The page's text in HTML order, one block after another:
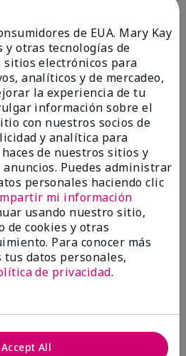
Kay® CC Cream
SPF 15*
cc cream for 8 years now. I
cakey it's not heavy and it
compliments all the time.
a un amigo
de EUA. Mary Kay
y otras tecnologías de
electrónicos para
analíticos y de mercadeo,
la experiencia de tu
información sobre el
con nuestros socios de
y analítica para
de nuestros sitios y
Puedes administrar
personales haciendo clic
mi información
usando nuestro sitio,
de cookies y otras
Para conocer más
tus datos personales,
de privacidad.
Accept All